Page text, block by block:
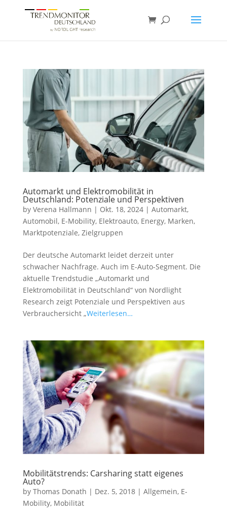
Automarkt und Elektromobilität in
Deutschland: Potenziale und Perspektiven
by Verena Hallmann | Okt. 18, 2024| Automarkt,
Automobil, E-Mobility, Elektroauto, Energy, Marken,
Marktpotenziale, Zielgruppen
Der deutsche Automarkt leidet derzeit unter
schwacher Nachfrage. Auch im E-Auto-Segment. Die
aktuelle Trendstudie „Automarkt und
Elektromobilität in Deutschland“ von Nordlight
Research zeigt Potenziale und Perspektiven aus
Verbrauchersicht „Weiterlesen…
Mobilitätstrends: Carsharing statt eigenes
Auto?
by Thomas Donath | Dez. 5, 2018| Allgemein, E-
Mobility, Mobilität